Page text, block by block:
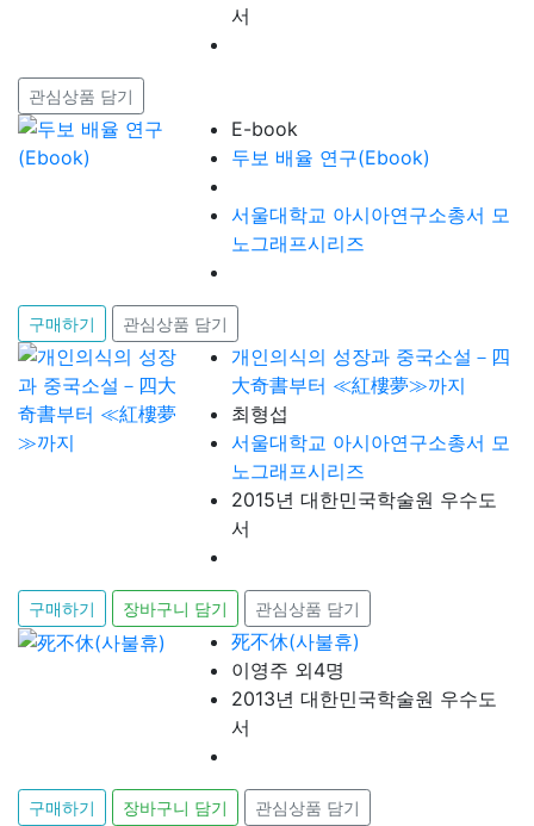
서
관심상품 담기
E-book
두보 배율 연구(Ebook)
서울대학교 아시아연구소총서 모
노그래프시리즈
구매하기 관심상품 담기
개인의식의 성장과 중국소설－四
大奇書부터 ≪紅樓夢≫까지
최형섭
서울대학교 아시아연구소총서 모
노그래프시리즈
2015년 대한민국학술원 우수도
서
구매하기 장바구니 담기 관심상품 담기
死不休(사불휴)
이영주 외4명
2013년 대한민국학술원 우수도
서
구매하기 장바구니 담기 관심상품 담기